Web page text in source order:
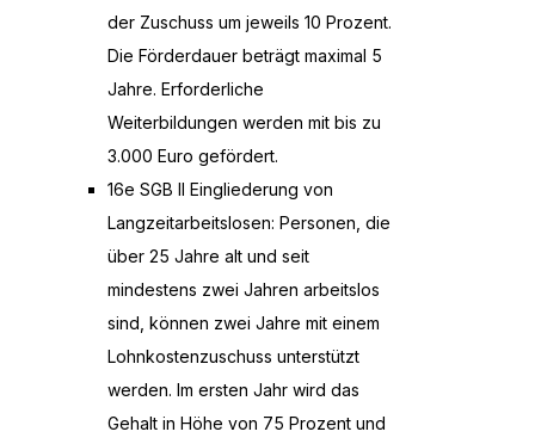
der Zuschuss um jeweils 10 Prozent.
Die Förderdauer beträgt maximal 5
Jahre. Erforderliche
Weiterbildungen werden mit bis zu
3.000 Euro gefördert.
16e SGB II Eingliederung von
Langzeitarbeitslosen: Personen, die
über 25 Jahre alt und seit
mindestens zwei Jahren arbeitslos
sind, können zwei Jahre mit einem
Lohnkostenzuschuss unterstützt
werden. Im ersten Jahr wird das
Gehalt in Höhe von 75 Prozent und